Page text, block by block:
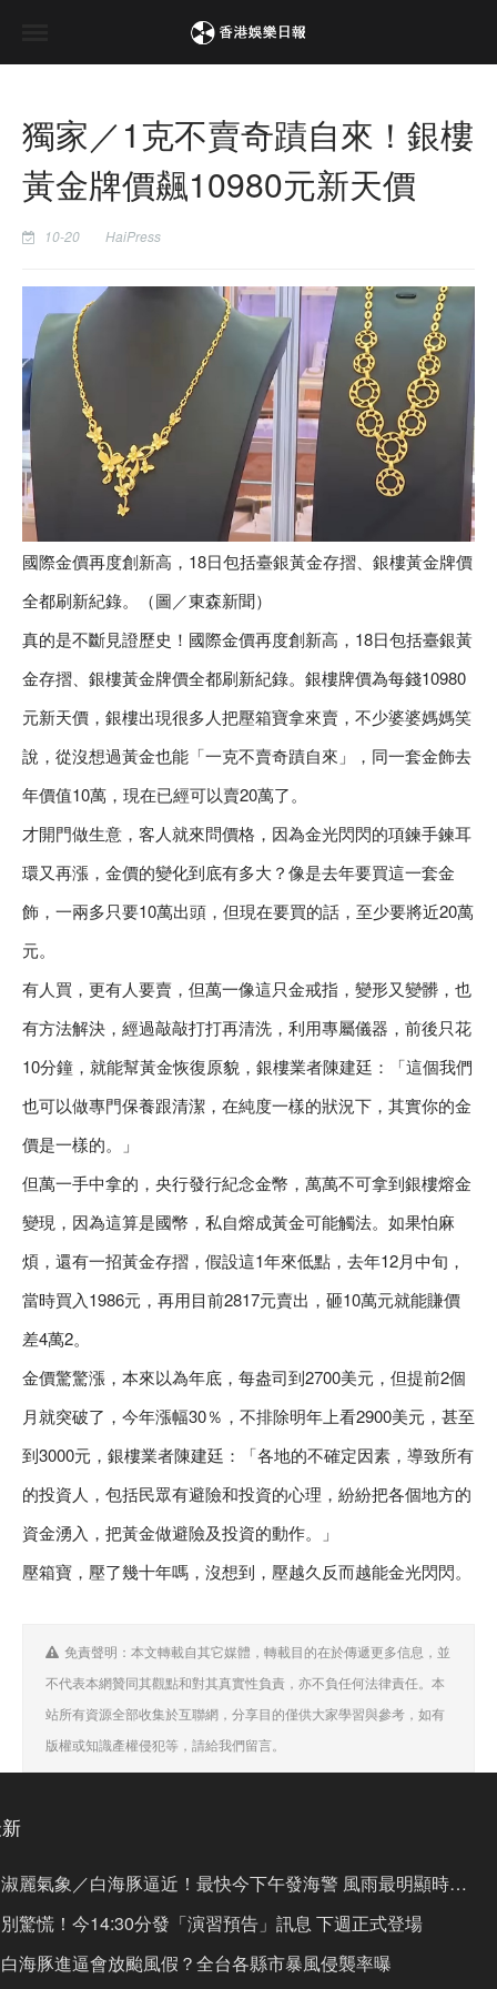
獨家／1克不賣奇蹟自來！銀樓
黃金牌價飆10980元新天價
10-20 HaiPress
國際金價再度創新高，18日包括臺銀黃金存摺、銀樓黃金牌價
全都刷新紀錄。（圖／東森新聞）
真的是不斷見證歷史！國際金價再度創新高，18日包括臺銀黃
金存摺、銀樓黃金牌價全都刷新紀錄。銀樓牌價為每錢10980
元新天價，銀樓出現很多人把壓箱寶拿來賣，不少婆婆媽媽笑
說，從沒想過黃金也能「一克不賣奇蹟自來」，同一套金飾去
年價值10萬，現在已經可以賣20萬了。
才開門做生意，客人就來問價格，因為金光閃閃的項鍊手鍊耳
環又再漲，金價的變化到底有多大？像是去年要買這一套金
飾，一兩多只要10萬出頭，但現在要買的話，至少要將近20萬
元。
有人買，更有人要賣，但萬一像這只金戒指，變形又變髒，也
有方法解決，經過敲敲打打再清洗，利用專屬儀器，前後只花
10分鐘，就能幫黃金恢復原貌，銀樓業者陳建廷：「這個我們
也可以做專門保養跟清潔，在純度一樣的狀況下，其實你的金
價是一樣的。」
但萬一手中拿的，央行發行紀念金幣，萬萬不可拿到銀樓熔金
變現，因為這算是國幣，私自熔成黃金可能觸法。如果怕麻
煩，還有一招黃金存摺，假設這1年來低點，去年12月中旬，
當時買入1986元，再用目前2817元賣出，砸10萬元就能賺價
差4萬2。
金價驚驚漲，本來以為年底，每盎司到2700美元，但提前2個
月就突破了，今年漲幅30％，不排除明年上看2900美元，甚至
到3000元，銀樓業者陳建廷：「各地的不確定因素，導致所有
的投資人，包括民眾有避險和投資的心理，紛紛把各個地方的
資金湧入，把黃金做避險及投資的動作。」
壓箱寶，壓了幾十年嗎，沒想到，壓越久反而越能金光閃閃。
免責聲明：本文轉載自其它媒體，轉載目的在於傳遞更多信息，並
不代表本網贊同其觀點和對其真實性負責，亦不負任何法律責任。本
站所有資源全部收集於互聯網，分享目的僅供大家學習與參考，如有
版權或知識產權侵犯等，請給我們留言。
淑麗氣象／白海豚逼近！最快今下午發海警 風雨最明顯時間
別驚慌！今14:30分發「演習預告」訊息 下週正式登場
白海豚進逼會放颱風假？全台各縣市暴風侵襲率曝